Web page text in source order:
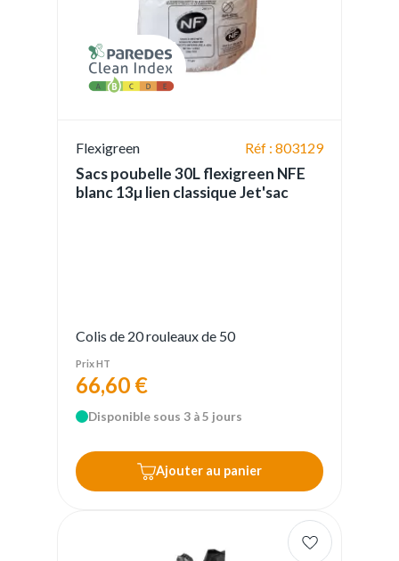
Flexigreen Réf : 803129
Sacs poubelle 30L flexigreen NFE
blanc 13µ lien classique Jet'sac
Colis de 20 rouleaux de 50
Prix HT
66,60 €
Disponible sous 3 à 5 jours
Ajouter au panier